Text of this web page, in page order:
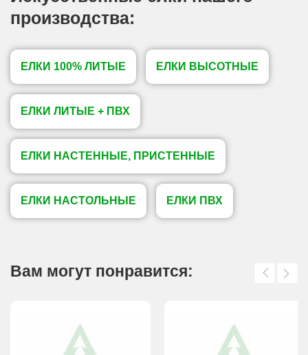
производства:
ЕЛКИ 100% ЛИТЫЕ ЕЛКИ ВЫСОТНЫЕ
ЕЛКИ ЛИТЫЕ + ПВХ
ЕЛКИ НАСТЕННЫЕ, ПРИСТЕННЫЕ
ЕЛКИ НАСТОЛЬНЫЕ ЕЛКИ ПВХ
Вам могут понравится: